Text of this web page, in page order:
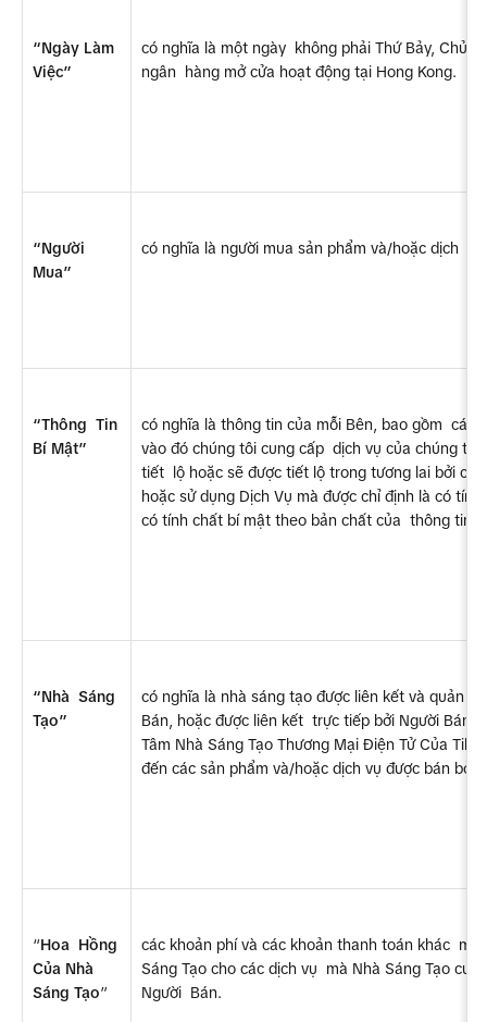
“Ngày Làm
Việc”
có nghĩa là một ngày  không phải Thứ Bảy, Chủ
ngân  hàng mở cửa hoạt động tại Hong Kong.
“Người
Mua”
có nghĩa là người mua sản phẩm và/hoặc dịch
“Thông  Tin
Bí Mật”
có nghĩa là thông tin của mỗi Bên, bao gồm  các
vào đó chúng tôi cung cấp  dịch vụ của chúng
tiết  lộ hoặc sẽ được tiết lộ trong tương lai bởi
hoặc sử dụng Dịch Vụ mà được chỉ định là có
có tính chất bí mật theo bản chất của  thông tin
“Nhà  Sáng
Tạo”
có nghĩa là nhà sáng tạo được liên kết và quản
Bán, hoặc được liên kết  trực tiếp bởi Người Bán
Tâm Nhà Sáng Tạo Thương Mại Điện Tử Của
đến các sản phẩm và/hoặc dịch vụ được bán bởi
“Hoa  Hồng
Của Nhà
Sáng Tạo”
các khoản phí và các khoản thanh toán khác
Sáng Tạo cho các dịch vụ  mà Nhà Sáng Tạo
Người  Bán.